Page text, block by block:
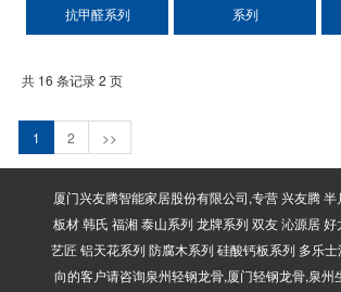
抗甲醛系列 系列
共 16 条记录 2 页
1 2 >>
厦门兴友腾智能家居股份有限公司,专营 兴友腾
板材 韩氏 福湘 泰山系列 龙牌系列 双友 沁源居
艺匠 铝天花系列 防腐木系列 硅酸钙板系列 多乐
向的客户请咨询泉州轻钢龙骨,厦门轻钢龙骨,泉州